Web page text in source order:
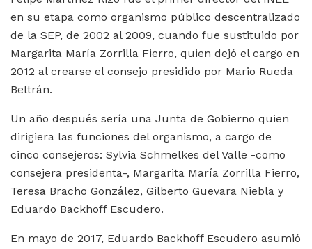
en su etapa como organismo público descentralizado
de la SEP, de 2002 al 2009, cuando fue sustituido por
Margarita María Zorrilla Fierro, quien dejó el cargo en
2012 al crearse el consejo presidido por Mario Rueda
Beltrán.
Un año después sería una Junta de Gobierno quien
dirigiera las funciones del organismo, a cargo de
cinco consejeros: Sylvia Schmelkes del Valle -como
consejera presidenta-, Margarita María Zorrilla Fierro,
Teresa Bracho González, Gilberto Guevara Niebla y
Eduardo Backhoff Escudero.
En mayo de 2017, Eduardo Backhoff Escudero asumió